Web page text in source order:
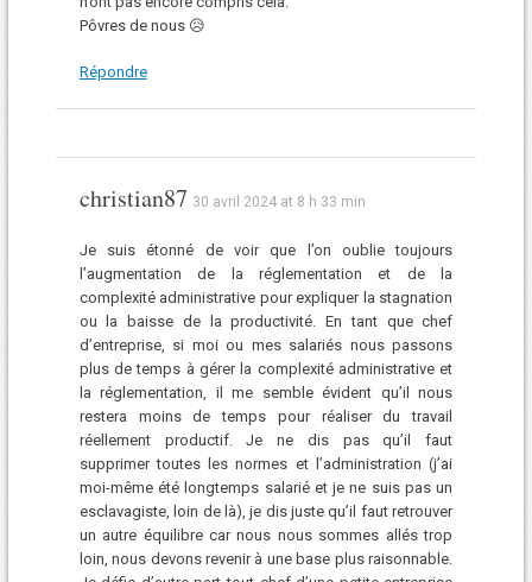
Pôvres de nous 😥
Répondre
christian87 30 avril 2024 at 8 h 33 min
Je suis étonné de voir que l’on oublie toujours
l’augmentation de la réglementation et de la
complexité administrative pour expliquer la stagnation
ou la baisse de la productivité. En tant que chef
d’entreprise, si moi ou mes salariés nous passons
plus de temps à gérer la complexité administrative et
la réglementation, il me semble évident qu’il nous
restera moins de temps pour réaliser du travail
réellement productif. Je ne dis pas qu’il faut
supprimer toutes les normes et l’administration (j’ai
moi-même été longtemps salarié et je ne suis pas un
esclavagiste, loin de là), je dis juste qu’il faut retrouver
un autre équilibre car nous nous sommes allés trop
loin, nous devons revenir à une base plus raisonnable.